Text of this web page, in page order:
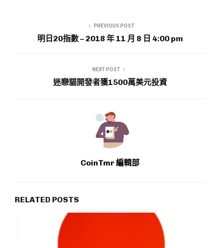
PREVIOUS POST
明日20指數 – 2018 年 11 月 8 日 4:00 pm
NEXT POST
迷戀貓開發者獲1500萬美元投資
CoinTmr 編輯部
RELATED POSTS